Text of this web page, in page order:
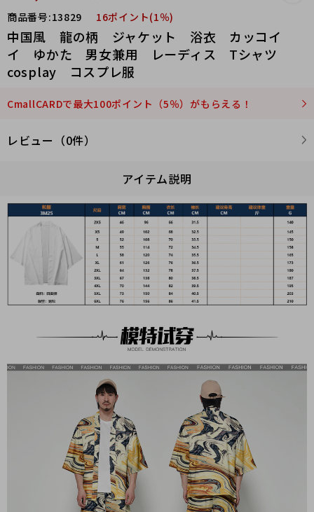
商品番号:13829 16ポイント(1％)
中国風 龍の柄 ジャケット 浴衣 カッコイ
イ ゆかた 男女兼用 レーディス Tシャツ
cosplay コスプレ服
CmallCARDで最大100ポイント（5％）がもらえる！
レビュー（0件）
アイテム説明